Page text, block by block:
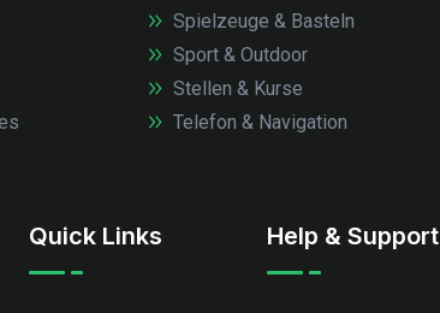
Spielzeuge & Basteln
Sport & Outdoor
Stellen & Kurse
Telefon & Navigation
Quick Links Help & Support